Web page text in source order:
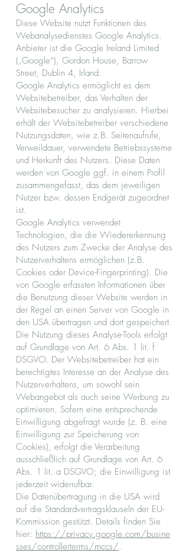
Google Analytics
Diese Website nutzt Funktionen des
Webanalysedienstes Google Analytics.
Anbieter ist die Google Ireland Limited
(„Google“), Gordon House, Barrow
Street, Dublin 4, Irland.
Google Analytics ermöglicht es dem
Websitebetreiber, das Verhalten der
Websitebesucher zu analysieren. Hierbei
erhält der Websitebetreiber verschiedene
Nutzungsdaten, wie z.B. Seitenaufrufe,
Verweildauer, verwendete Betriebssysteme
und Herkunft des Nutzers. Diese Daten
werden von Google ggf. in einem Profil
zusammengefasst, das dem jeweiligen
Nutzer bzw. dessen Endgerät zugeordnet
ist.
Google Analytics verwendet
Technologien, die die Wiedererkennung
des Nutzers zum Zwecke der Analyse des
Nutzerverhaltens ermöglichen (z.B.
Cookies oder Device-Fingerprinting). Die
von Google erfassten Informationen über
die Benutzung dieser Website werden in
der Regel an einen Server von Google in
den USA übertragen und dort gespeichert.
Die Nutzung dieses Analyse-Tools erfolgt
auf Grundlage von Art. 6 Abs. 1 lit. f
DSGVO. Der Websitebetreiber hat ein
berechtigtes Interesse an der Analyse des
Nutzerverhaltens, um sowohl sein
Webangebot als auch seine Werbung zu
optimieren. Sofern eine entsprechende
Einwilligung abgefragt wurde (z. B. eine
Einwilligung zur Speicherung von
Cookies), erfolgt die Verarbeitung
ausschließlich auf Grundlage von Art. 6
Abs. 1 lit. a DSGVO; die Einwilligung ist
jederzeit widerrufbar.
Die Datenübertragung in die USA wird
auf die Standardvertragsklauseln der EU-
Kommission gestützt. Details finden Sie
hier: https://privacy.google.com/busine
sses/controllerterms/mccs/.